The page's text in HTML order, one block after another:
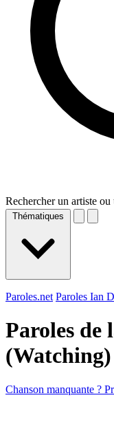
Rechercher un artiste ou
Thématiques
Paroles.net Paroles Ian
Paroles de
Chanson manquante ?